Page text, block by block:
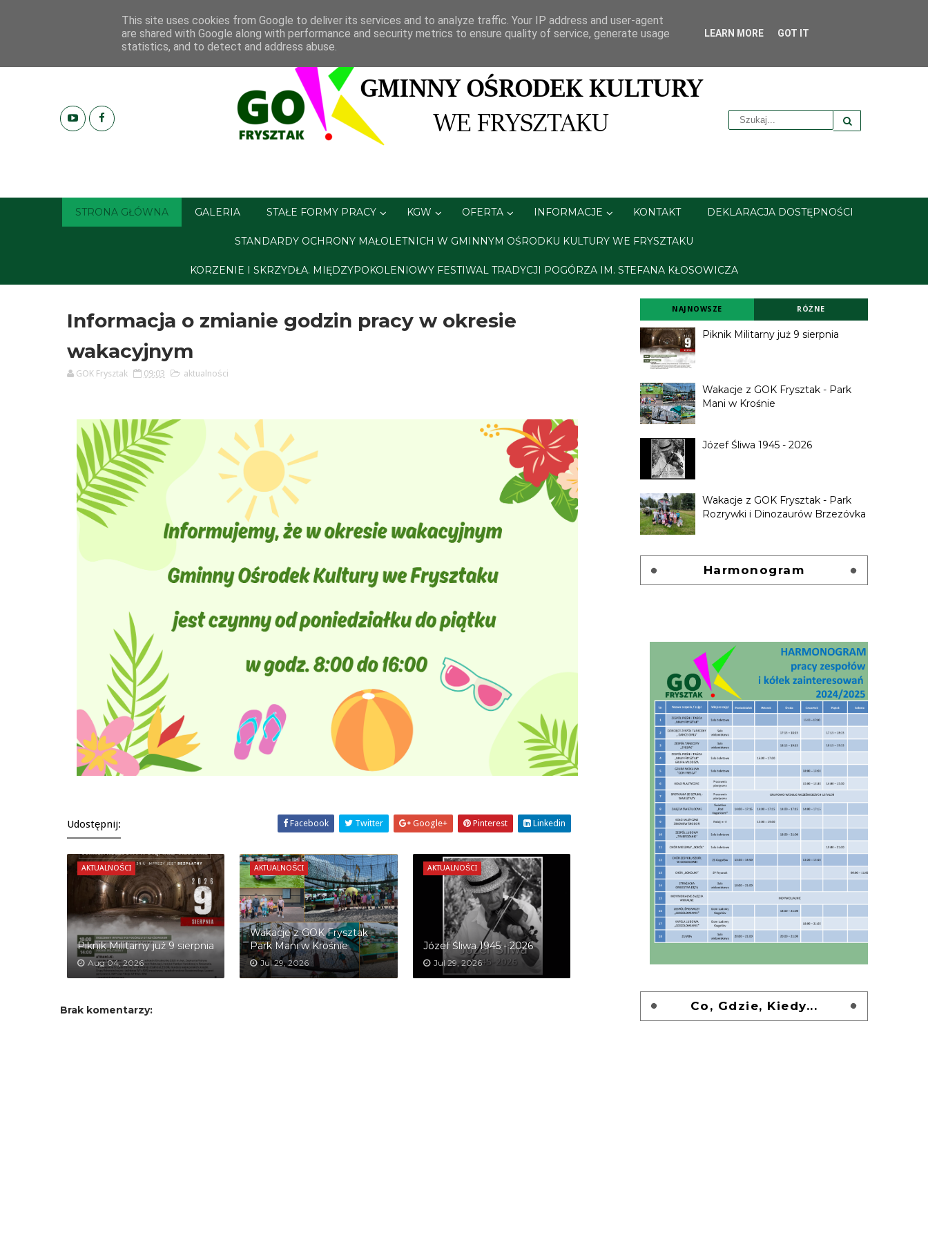
STRONA GŁÓWNA GALERIA STAŁE FORMY PRACY KGW OFERTA INFORMACJE KONTAKT DEKLARACJA DOSTĘPNOŚCI
STANDARDY OCHRONY MAŁOLETNICH W GMINNYM OŚRODKU KULTURY WE FRYSZTAKU
KORZENIE I SKRZYDŁA. MIĘDZYPOKOLENIOWY FESTIWAL TRADYCJI POGÓRZA IM. STEFANA KŁOSOWICZA
Informacja o zmianie godzin pracy w okresie
wakacyjnym
GOK Frysztak 09:03 aktualności
Udostępnij: Facebook Twitter Google+ Pinterest Linkedin
AKTUALNOŚCI
Piknik Militarny już 9 sierpnia
Aug 04, 2026
AKTUALNOŚCI
Wakacje z GOK Frysztak -
Park Mani w Krośnie
Jul 29, 2026
AKTUALNOŚCI
Józef Śliwa 1945 - 2026
Jul 29, 2026
Brak komentarzy:
NAJNOWSZE RÓŻNE
Piknik Militarny już 9 sierpnia
Wakacje z GOK Frysztak - Park
Mani w Krośnie
Józef Śliwa 1945 - 2026
Wakacje z GOK Frysztak - Park
Rozrywki i Dinozaurów Brzezóvka
Harmonogram
Co, Gdzie, Kiedy...
This site uses cookies from Google to deliver its services and to analyze traffic. Your IP address and user-agent
are shared with Google along with performance and security metrics to ensure quality of service, generate usage
statistics, and to detect and address abuse.
LEARN MORE GOT IT